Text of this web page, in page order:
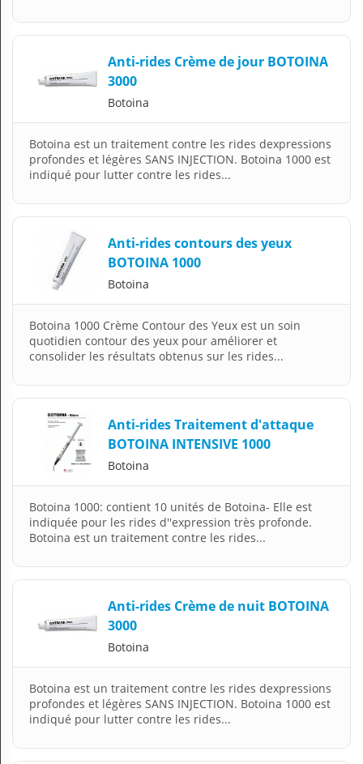
Anti-rides Crème de jour BOTOINA
3000
Botoina
Botoina est un traitement contre les rides dexpressions
profondes et légères SANS INJECTION. Botoina 1000 est
indiqué pour lutter contre les rides...
Anti-rides contours des yeux
BOTOINA 1000
Botoina
Botoina 1000 Crème Contour des Yeux est un soin
quotidien contour des yeux pour améliorer et
consolider les résultats obtenus sur les rides...
Anti-rides Traitement d'attaque
BOTOINA INTENSIVE 1000
Botoina
Botoina 1000: contient 10 unités de Botoina- Elle est
indiquée pour les rides d''expression très profonde.
Botoina est un traitement contre les rides...
Anti-rides Crème de nuit BOTOINA
3000
Botoina
Botoina est un traitement contre les rides dexpressions
profondes et légères SANS INJECTION. Botoina 1000 est
indiqué pour lutter contre les rides...